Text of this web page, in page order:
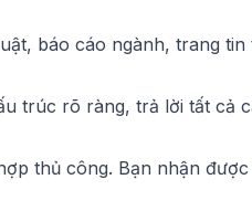
báo cáo ngành, trang
trúc rõ ràng, trả lời tất cả
thủ công. Bạn nhận